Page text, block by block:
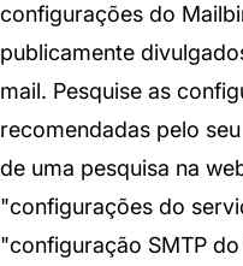
configurações do
publicamente
mail. Pesquise as
recomendadas pelo
de uma pesquisa na
"configurações do
"configuração SMTP